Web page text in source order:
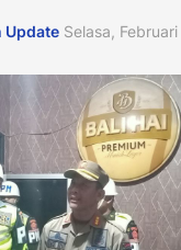
Update Selasa,